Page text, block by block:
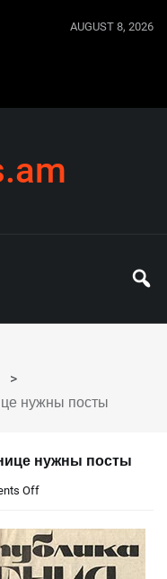
AUGUST 8, 2026
>
нужны посты
нужны посты
Off